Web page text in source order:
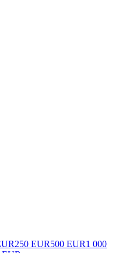
250 EUR500 EUR1 000